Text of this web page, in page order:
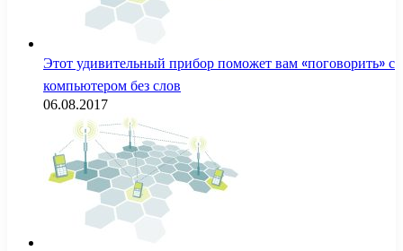
Этот удивительный прибор поможет вам «поговорить» с
компьютером без слов
06.08.2017